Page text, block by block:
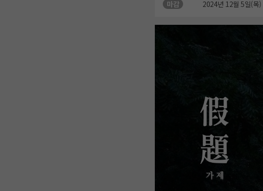
마감 2024년 12월 5일(목